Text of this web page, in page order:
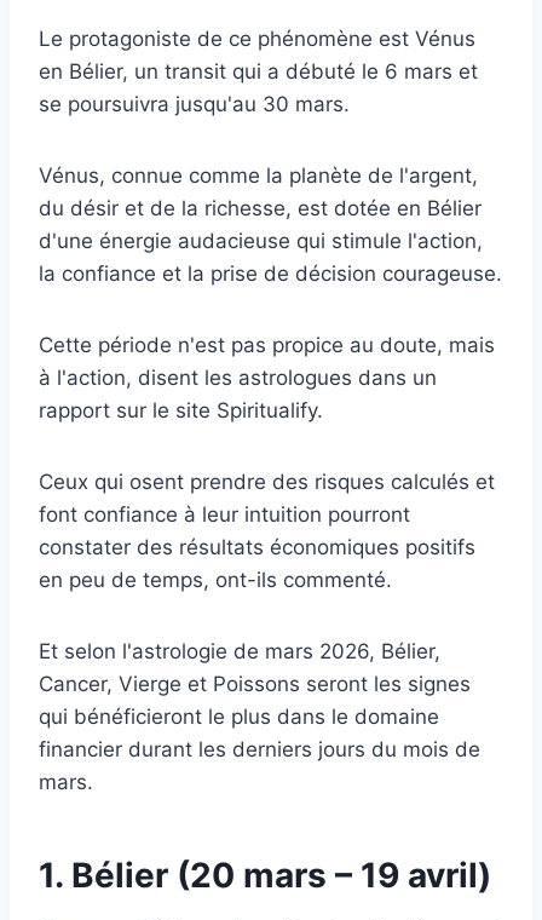
Le protagoniste de ce phénomène est Vénus
en Bélier, un transit qui a débuté le 6 mars et
se poursuivra jusqu'au 30 mars.
Vénus, connue comme la planète de l'argent,
du désir et de la richesse, est dotée en Bélier
d'une énergie audacieuse qui stimule l'action,
la confiance et la prise de décision courageuse.
Cette période n'est pas propice au doute, mais
à l'action, disent les astrologues dans un
rapport sur le site Spiritualify.
Ceux qui osent prendre des risques calculés et
font confiance à leur intuition pourront
constater des résultats économiques positifs
en peu de temps, ont-ils commenté.
Et selon l'astrologie de mars 2026, Bélier,
Cancer, Vierge et Poissons seront les signes
qui bénéficieront le plus dans le domaine
financier durant les derniers jours du mois de
mars.
1. Bélier (20 mars – 19 avril)